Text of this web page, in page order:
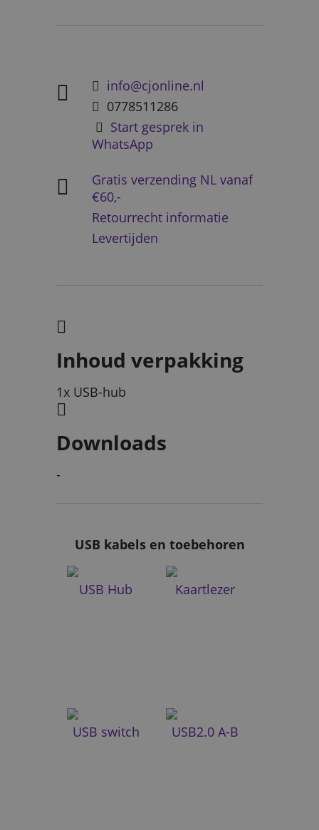
info@cjonline.nl
0778511286
Start gesprek in
WhatsApp
Gratis verzending NL vanaf
€60,-
Retourrecht informatie
Levertijden
Inhoud verpakking
1x USB-hub
Downloads
-
USB kabels en toebehoren
USB Hub Kaartlezer
USB switch USB2.0 A-B